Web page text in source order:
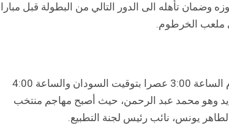
وضمان تأهله الى الدور التالي من البطولة قبل
مباراة الهلال وفايبرز تنطلق يوم السبت 28-11-2020 في تمام الساعة 3:00 عصرا بتوقيت السودان والساعة 4:00
وهو محمد عبد الرحمن، حيث أصبح مهاجم منتخب
يونس، نائب رئيس لجنة التطبيع.